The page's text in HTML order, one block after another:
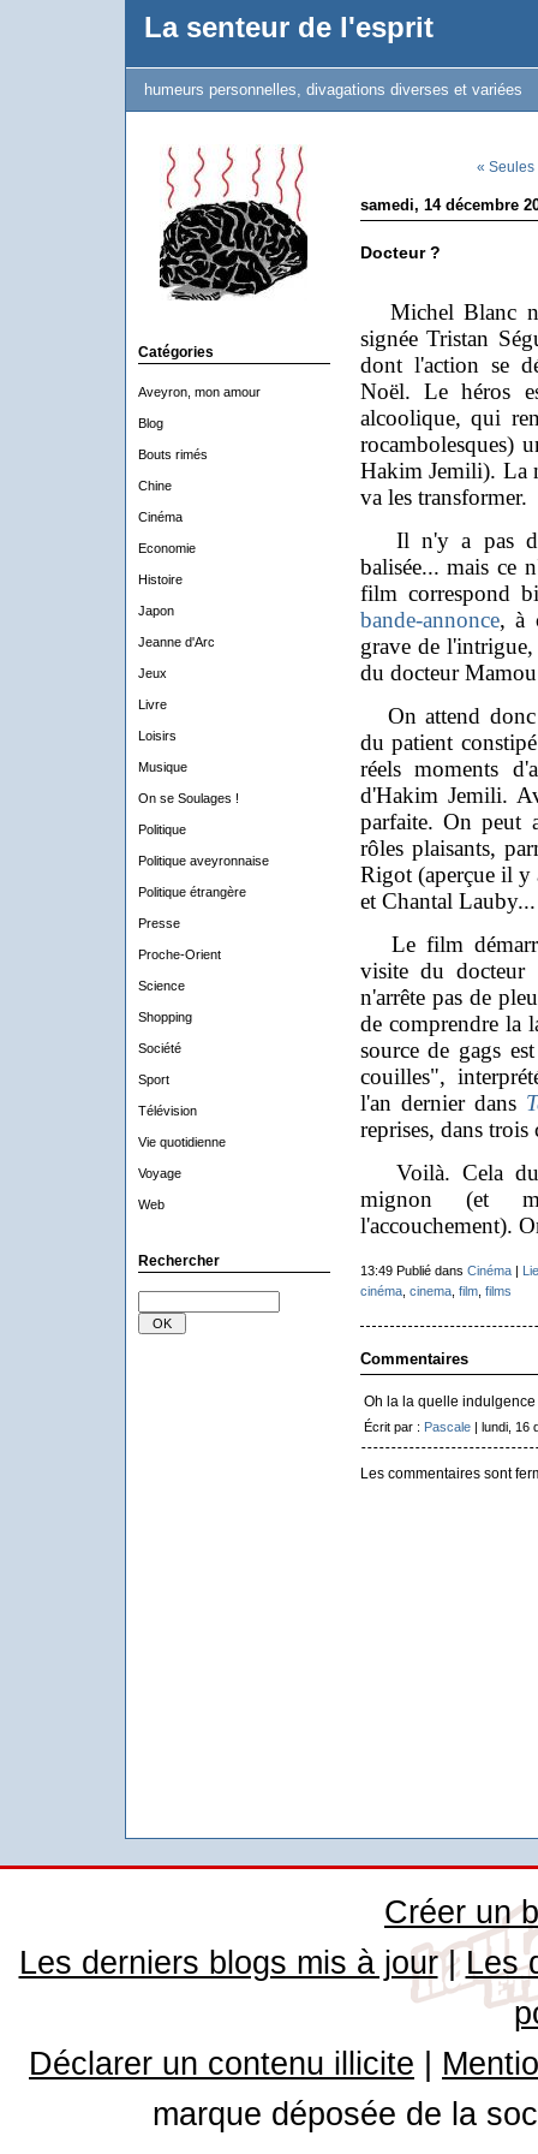
La senteur de l'esprit
humeurs personnelles, divagations diverses et variées
Catégories
Aveyron, mon amour
Blog
Bouts rimés
Chine
Cinéma
Economie
Histoire
Japon
Jeanne d'Arc
Jeux
Livre
Loisirs
Musique
On se Soulages !
Politique
Politique aveyronnaise
Politique étrangère
Presse
Proche-Orient
Science
Shopping
Société
Sport
Télévision
Vie quotidienne
Voyage
Web
Rechercher
« Seules
samedi, 14 décembre
Docteur ?
Michel Blanc
signée Tristan
dont l'action se
Noël. Le héros
alcoolique, qui
rocambolesques)
Hakim Jemili). La
va les transformer.
Il n'y a pas de
balisée... mais ce
film correspond
bande-annonce, à
grave de
du docteur
On attend donc
du patient
réels moments
d'Hakim Jemili.
parfaite. On peut
rôles plaisants,
Rigot (aperçue il y
et Chantal
Le film
visite du docteur
n'arrête pas de
de comprendre la
source de gags
couilles",
l'an dernier dans
reprises, dans trois
Voilà. Cela
mignon (et
l'accouchement).
13:49 Publié dans Cinéma|
cinéma, cinema, film, films
Commentaires
Oh la la quelle indulgence
Écrit par : Pascale| lundi, 16
Les commentaires sont
Créer un
Les derniers blogs mis à jour| Les
Déclarer un contenu illicite
marque déposée de la